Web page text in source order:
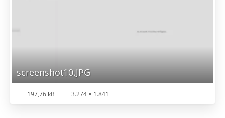
screenshot10.JPG
197,76 kB 3.274 × 1.841